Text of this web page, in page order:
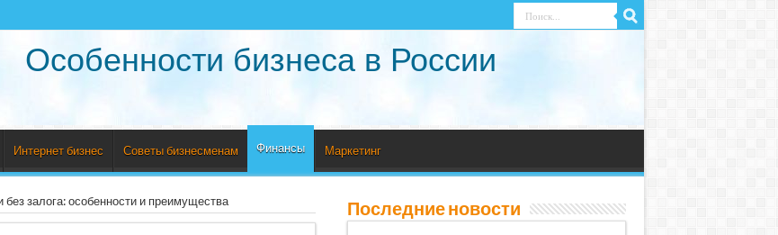
Особенности бизнеса в России
Интернет бизнес Советы бизнесменам Финансы Маркетинг
залога: особенности и преимущества Последние новости